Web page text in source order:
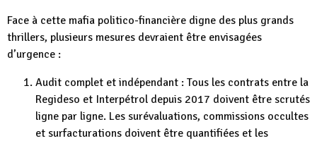
Face à cette mafia politico-financière digne des plus grands
thrillers, plusieurs mesures devraient être envisagées
d’urgence :
Audit complet et indépendant : Tous les contrats entre la
Regideso et Interpétrol depuis 2017 doivent être scrutés
ligne par ligne. Les surévaluations, commissions occultes
et surfacturations doivent être quantifiées et les